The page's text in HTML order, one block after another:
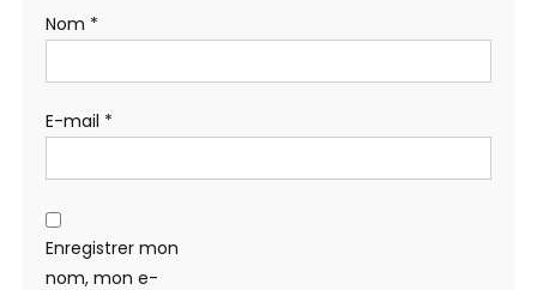
Nom *
E-mail *
Enregistrer mon
nom, mon e-